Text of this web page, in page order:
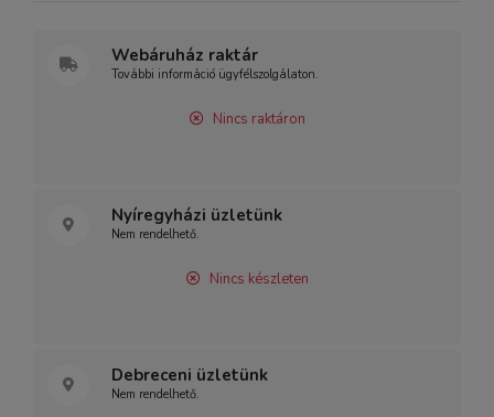
Webáruház raktár
További információ ügyfélszolgálaton.
Nincs raktáron
Nyíregyházi üzletünk
Nem rendelhető.
Nincs készleten
Debreceni üzletünk
Nem rendelhető.